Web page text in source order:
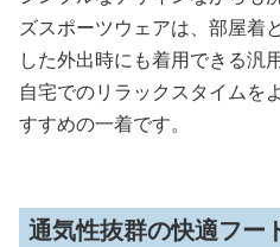
ズスポーツウェアは、部屋着
した外出時にも着用できる汎
自宅でのリラックスタイムを
すすめの一着です。
通気性抜群の快適フー